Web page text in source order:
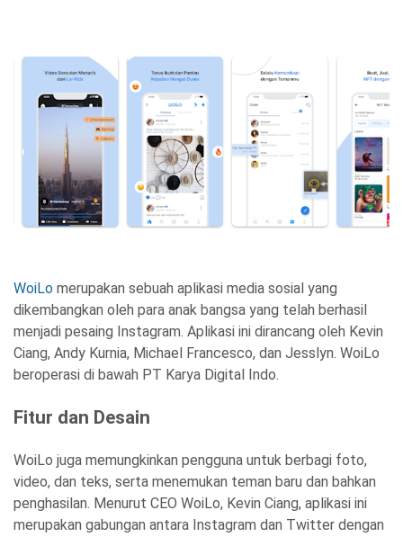
WoiLo merupakan sebuah aplikasi media sosial yang
dikembangkan oleh para anak bangsa yang telah berhasil
menjadi pesaing Instagram. Aplikasi ini dirancang oleh Kevin
Ciang, Andy Kurnia, Michael Francesco, dan Jesslyn. WoiLo
beroperasi di bawah PT Karya Digital Indo.
Fitur dan Desain
WoiLo juga memungkinkan pengguna untuk berbagi foto,
video, dan teks, serta menemukan teman baru dan bahkan
penghasilan. Menurut CEO WoiLo, Kevin Ciang, aplikasi ini
merupakan gabungan antara Instagram dan Twitter dengan